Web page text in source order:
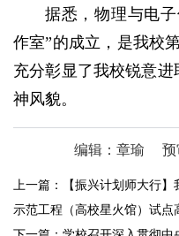
据悉，物理与电
作室”的成立，是我校
充分彰显了我校锐意
神风貌。
编辑：章瑜 预
上一篇：
【振兴计划师大行
示范工程（高校星火馆）试点